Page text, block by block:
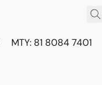
MTY: 81 8084 7401